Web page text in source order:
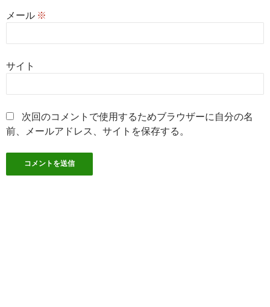
メール ※
サイト
次回のコメントで使用するためブラウザーに自分の名
前、メールアドレス、サイトを保存する。